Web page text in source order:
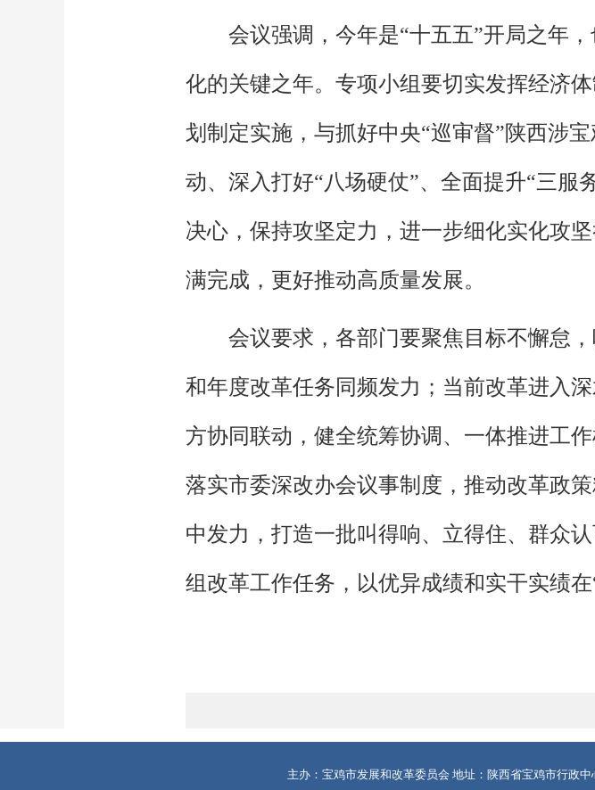
会议强调，今年是“十五五”开局之年
化的关键之年。专项小组要切实发挥经济
划制定实施，与抓好中央“巡审督”陕西涉
动、深入打好“八场硬仗”、全面提升“三服
决心，保持攻坚定力，进一步细化实化攻
满完成，更好推动高质量发展。
会议要求，各部门要聚焦目标不懈怠
和年度改革任务同频发力；当前改革进入
方协同联动，健全统筹协调、一体推进工
落实市委深改办会议事制度，推动改革政
中发力，打造一批叫得响、立得住、群众
组改革工作任务，以优异成绩和实干实绩
主办：宝鸡市发展和改革委员会 地址：陕西省宝鸡市行政中